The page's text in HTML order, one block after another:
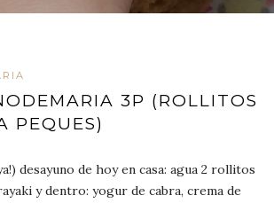
3P (ROLLITOS
PEQUES)
desayuno de hoy en casa: agua 2 rollitos
y dentro: yogur de cabra, crema de